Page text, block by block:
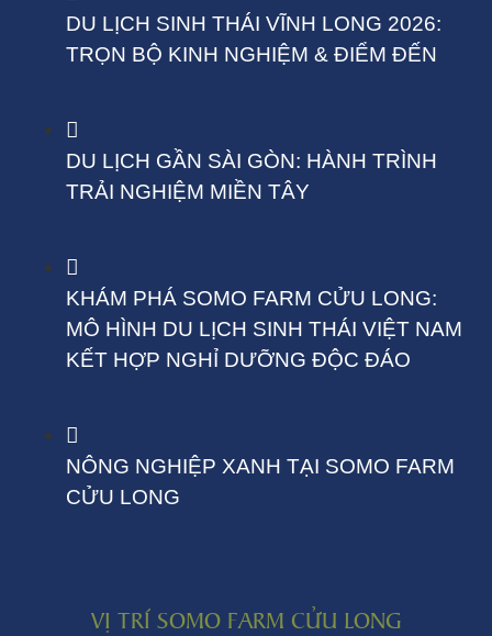
DU LỊCH SINH THÁI VĨNH LONG 2026:
TRỌN BỘ KINH NGHIỆM & ĐIỂM ĐẾN
DU LỊCH GẦN SÀI GÒN: HÀNH TRÌNH
TRẢI NGHIỆM MIỀN TÂY
KHÁM PHÁ SOMO FARM CỬU LONG:
MÔ HÌNH DU LỊCH SINH THÁI VIỆT NAM
KẾT HỢP NGHỈ DƯỠNG ĐỘC ĐÁO
NÔNG NGHIỆP XANH TẠI SOMO FARM
CỬU LONG
VỊ TRÍ SOMO FARM CỬU LONG